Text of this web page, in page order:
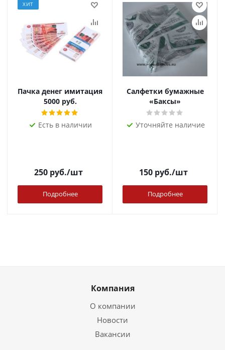
ХИТ
Пачка денег имитация
5000 руб.
Есть в наличии
250руб./шт
Подробнее
Салфетки бумажные
«Баксы»
Уточняйте наличие
150руб./шт
Подробнее
Компания
О компании
Новости
Вакансии